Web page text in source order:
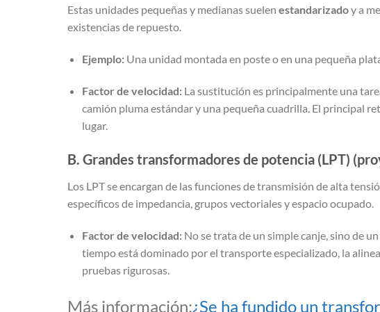
Estas unidades pequeñas y medianas suelen estandarizadoy a
existencias de repuesto.
Ejemplo:Una unidad montada en poste o en una pequeña
Factor de velocidad:La sustitución es principalmente una
camión pluma estándar y una pequeña cuadrilla. El principal
lugar.
B. Grandes transformadores de potencia (LPT)
Los LPT se encargan de las funciones de transmisión de alta
específicos de impedancia, grupos vectoriales y espacio ocupado.
Factor de velocidad:No se trata de un simple canje, sino de
tiempo está dominado por el transporte especializado, la
pruebas rigurosas.
Más información:¿Se ha fundido un